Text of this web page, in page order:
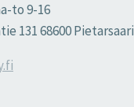
to 9-16
131 68600 Pietarsaari